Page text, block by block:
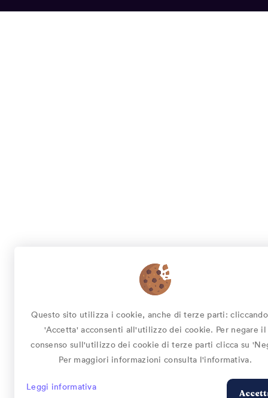
Questo sito utilizza i cookie, anche di terze parti:
'Accetta' acconsenti all'utilizzo dei cookie. Per negare il
consenso sull'utilizzo dei cookie di terze parti clicca su
Per maggiori informazioni consulta l'informativa.
Leggi informativa